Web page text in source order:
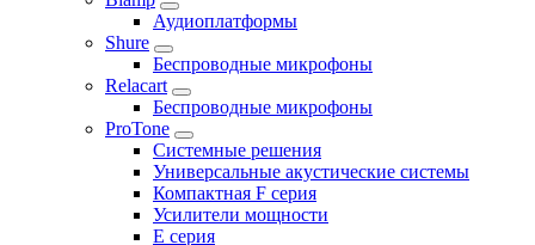
Аудиоплатформы
Shure
Беспроводные микрофоны
Relacart
Беспроводные микрофоны
ProTone
Системные решения
Универсальные акустические системы
Компактная F серия
Усилители мощности
E серия